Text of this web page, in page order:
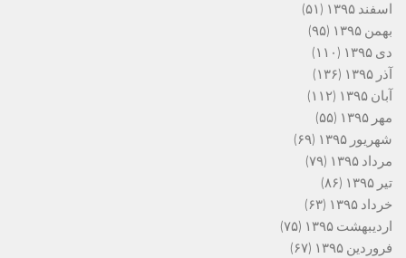
اسفند ۱۳۹۵
(۵۱)
بهمن ۱۳۹۵
(۹۵)
دی ۱۳۹۵
(۱۱۰)
آذر ۱۳۹۵
(۱۳۶)
آبان ۱۳۹۵
(۱۱۲)
مهر ۱۳۹۵
(۵۵)
شهریور ۱۳۹۵
(۶۹)
مرداد ۱۳۹۵
(۷۹)
تیر ۱۳۹۵
(۸۶)
خرداد ۱۳۹۵
(۶۳)
اردیبهشت ۱۳۹۵
(۷۵)
فروردین ۱۳۹۵
(۶۷)